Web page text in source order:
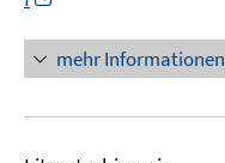
n
e
u
mehr Informationen